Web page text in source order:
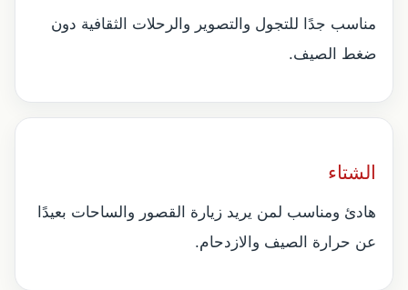
مناسب جدًا للتجول والتصوير والرحلات الثقافية دون
ضغط الصيف.
الشتاء
هادئ ومناسب لمن يريد زيارة القصور والساحات بعيدًا
عن حرارة الصيف والازدحام.